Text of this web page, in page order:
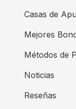
Casas de
Mejores
Métodos de
Noticias
Reseñas